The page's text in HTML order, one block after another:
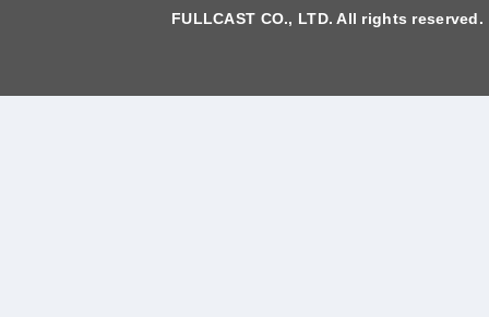
FULLCAST CO., LTD. All rights reserved.